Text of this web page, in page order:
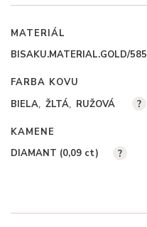
MATERIÁL
BISAKU.MATERIAL.GOLD/585
FARBA KOVU
BIELA ŽLTÁ RUŽOVÁ ?
KAMENE
DIAMANT (0,09 ct) ?